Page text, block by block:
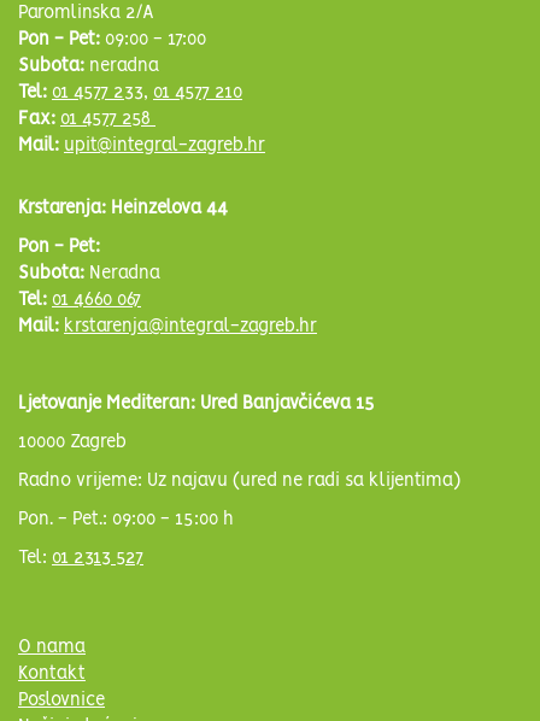
Paromlinska 2/A
Pon - Pet: 09:00 - 17:00
Subota: neradna
Tel: 01 4577 233, 01 4577 210
Fax: 01 4577 258
Mail: upit@integral-zagreb.hr
Krstarenja: Heinzelova 44
Pon - Pet:
Subota: Neradna
Tel: 01 4660 067
Mail: krstarenja@integral-zagreb.hr
Ljetovanje Mediteran: Ured Banjavčićeva 15
10000 Zagreb
Radno vrijeme: Uz najavu (ured ne radi sa klijentima)
Pon. - Pet.: 09:00 - 15:00 h
Tel: 01 2313 527
O nama
Kontakt
Poslovnice